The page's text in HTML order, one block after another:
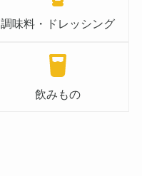
調味料・ドレッシング
飲みもの